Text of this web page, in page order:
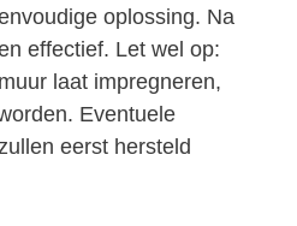
oplossing. Na
effectief. Let wel op:
laat impregneren,
Eventuele
eerst hersteld